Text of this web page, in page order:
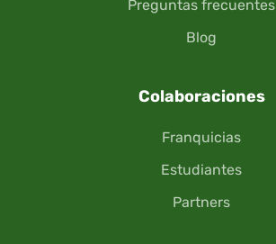
Preguntas frecuentes
Blog
Colaboraciones
Franquicias
Estudiantes
Partners